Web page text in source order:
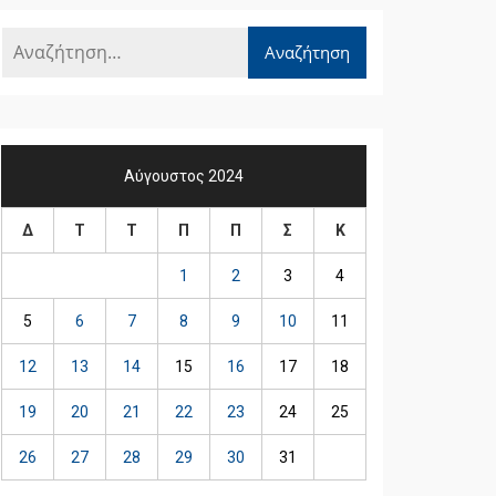
Αύγουστος 2024
Δ Τ Τ Π Π Σ Κ
1 2 3 4
5 6 7 8 9 10 11
12 13 14 15 16 17 18
19 20 21 22 23 24 25
26 27 28 29 30 31